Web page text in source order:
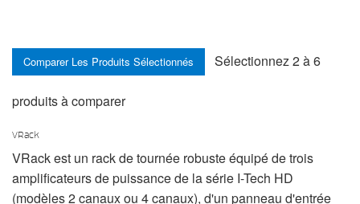
Sélectionnez 2 à 6
produits à comparer
VRack
VRack est un rack de tournée robuste équipé de trois
amplificateurs de puissance de la série I-Tech HD
(modèles 2 canaux ou 4 canaux), d'un panneau d'entrée